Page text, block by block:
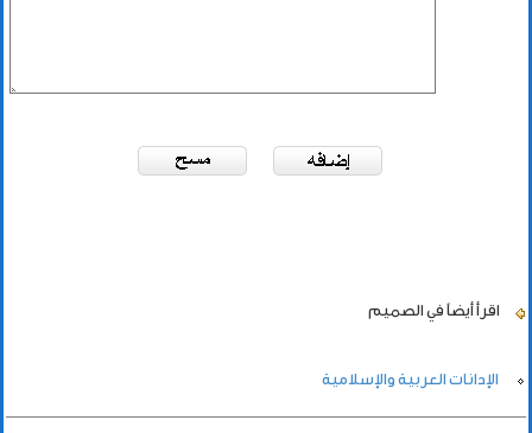
اقرأ أيضاً في الصميم
الإدانات العربية والإسلامية